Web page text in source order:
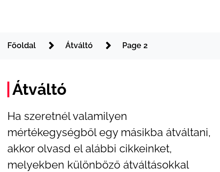
Főoldal Átváltó Page 2
Átváltó
Ha szeretnél valamilyen
mértékegységből egy másikba átváltani,
akkor olvasd el alábbi cikkeinket,
melyekben különböző átváltásokkal